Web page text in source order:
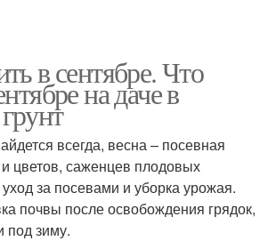
в сентябре. Что
на даче в
всегда, весна – посевная
цветов, саженцев плодовых
за посевами и уборка урожая.
почвы после освобождения грядок,
под зиму.